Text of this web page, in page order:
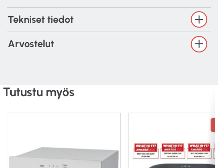
Futuristiset ominaisuudet. Nostalginen fiilis.
Maailmassa jossa moderni teknologia kehittyy
jatkuvasti, yksinkertaisuus ja yhteys ovat se, mitä
kaipaamme eniten – Vinyylien soittoa.
ja monipuolisuutta valitsemasi MM & MC -äänirasian
Tekniset tiedot
Arvostelut
Tutustu myös